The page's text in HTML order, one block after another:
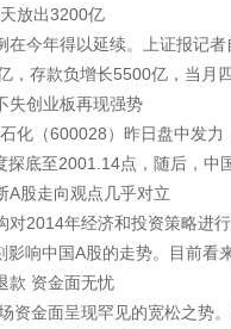
放出3200亿
在今年得以延续。上证报记
，存款负增长5500亿，当月
失创业板再现强势
化（600028）昨日盘中发
底至2001.14点，随后，
A股走向观点几乎对立
对2014年经济和投资策略进
响中国A股的走势。目前
款 资金面无忧
资金面呈现罕见的宽松之势